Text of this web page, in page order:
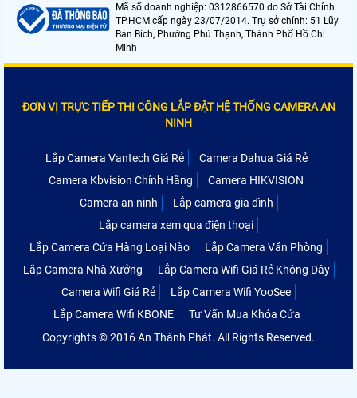
Mã số doanh nghiệp: 0312866570 do Sở Tài Chính
TP.HCM cấp ngày 23/07/2014. Trụ sở chính: 51 Lũy
Bán Bích, Phường Phú Thạnh, Thành Phố Hồ Chí
Minh
ĐƠN VỊ TRỰC TIẾP THI CÔNG LẮP ĐẶT HỆ THỐNG CAMERA AN
NINH
Lắp Camera Vantech Giá Rẻ
Camera Dahua Giá Rẻ
Camera Kbvision Chính Hãng
Camera HIKVISION
Camera an ninh
Lắp camera gia đình
Lắp camera xem qua điện thoại
Lắp Camera Cửa Hàng Loại Nào
Lắp Camera Văn Phòng
Lắp Camera Nhà Xưởng
Lắp Camera Wifi Giá Rẻ Không Dây
Camera Wifi Giá Rẻ
Lắp Camera Wifi YooSee
Lắp Camera Wifi KBONE
Tư Vấn Mua Khóa Cửa
Copyrights © 2016 An Thành Phát. All Rights Reserved.